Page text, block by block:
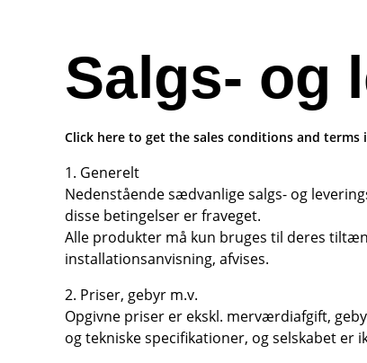
Salgs- og
Click here to get the sales conditions and terms
1. Generelt
Nedenstående sædvanlige salgs- og
disse betingelser er fraveget.
Alle produkter må kun bruges til deres
installationsanvisning, afvises.
2. Priser, gebyr m.v.
Opgivne priser er ekskl. merværdiafgift,
og tekniske specifikationer, og selskabet